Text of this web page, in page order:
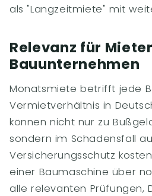
als "Langzeitmiete" mit
Relevanz für
Bauunternehmen
Monatsmiete betrifft jede
Vermietverhältnis in
können nicht nur zu
sondern im Schadensfall
Versicherungsschutz
einer Baumaschine über
alle relevanten Prüfungen,